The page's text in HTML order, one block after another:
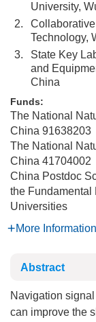
University,
2.
Technology,
3.
State Key
and
China
Funds:
The National
China 91638203
The National
China 41704002
China Postdoc
the Fundamental
Universities
More Information
Abstract
Navigation
can improve the